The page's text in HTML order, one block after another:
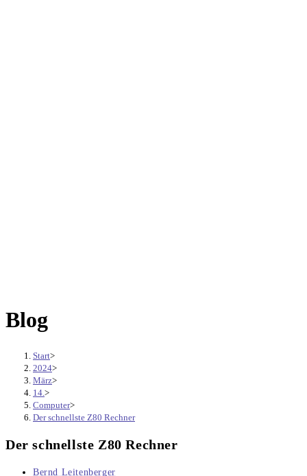
Blog
Start>
2024>
März>
14. >
Computer>
Der schnellste Z80 Rechner
Der schnellste Z80 Rechner
Beitrags-
Bernd Leitenberger